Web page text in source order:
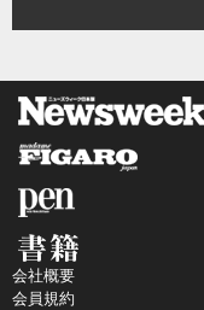
会社概要
会員規約